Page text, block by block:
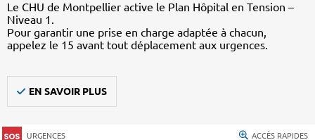
Le CHU de Montpellier active le Plan Hôpital en Tension –
Niveau 1.
Pour garantir une prise en charge adaptée à chacun,
appelez le 15 avant tout déplacement aux urgences.
EN SAVOIR PLUS
URGENCES ACCÈS RAPIDES